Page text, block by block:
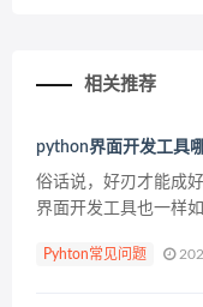
相关推荐
python界面开发工具
俗话说，好刃才能成
界面开发工具也一样
怎么去选择呢？哪个
Pyhton常见问题